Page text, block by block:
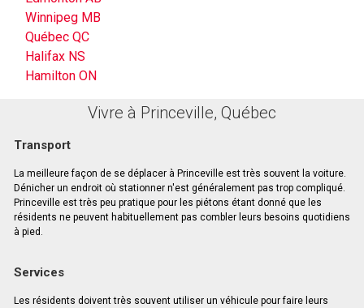
Winnipeg MB
Québec QC
Halifax NS
Hamilton ON
Vivre à Princeville, Québec
Transport
La meilleure façon de se déplacer à Princeville est très souvent la voiture.
Dénicher un endroit où stationner n'est généralement pas trop compliqué.
Princeville est très peu pratique pour les piétons étant donné que les
résidents ne peuvent habituellement pas combler leurs besoins quotidiens
à pied.
Services
Les résidents doivent très souvent utiliser un véhicule pour faire leurs